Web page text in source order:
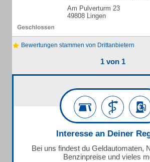
Am Pulverturm 23
49808 Lingen
Bewertungen stammen von Drittanbietern
1 von 1
Interesse an Deiner
Bei uns findest du Geldautomaten,
Benzinpreise und vieles